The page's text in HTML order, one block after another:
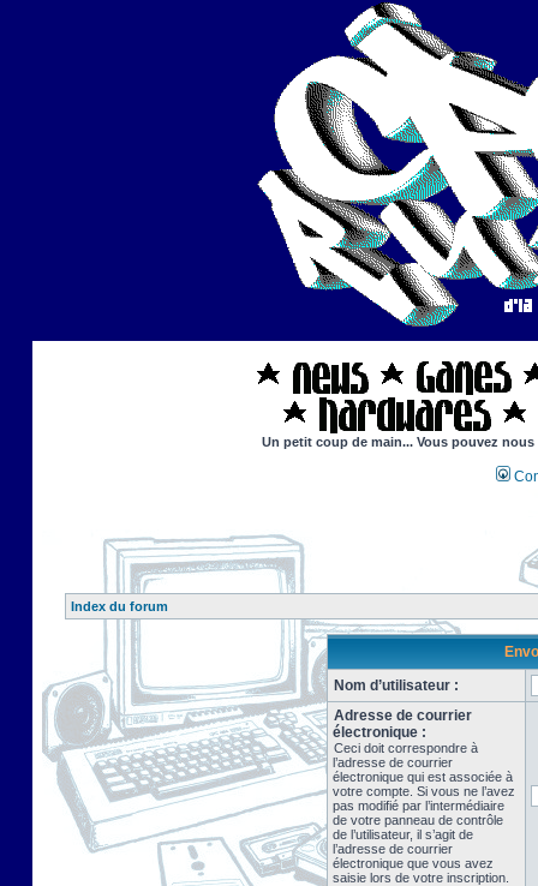
Un petit coup de main... Vous pouvez
Index du forum
Nom d’utilisateur :
Adresse de courrier
électronique :
Ceci doit correspondre à
l’adresse de courrier
électronique qui est associée à
votre compte. Si vous ne l’avez
pas modifié par l’intermédiaire
de votre panneau de contrôle
de l’utilisateur, il s’agit de
l’adresse de courrier
électronique que vous avez
saisie lors de votre inscription.